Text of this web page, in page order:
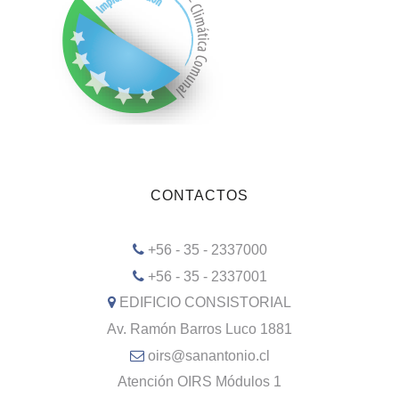
CONTACTOS
+56 - 35 - 2337000
+56 - 35 - 2337001
EDIFICIO CONSISTORIAL
Av. Ramón Barros Luco 1881
oirs@sanantonio.cl
Atención OIRS Módulos 1